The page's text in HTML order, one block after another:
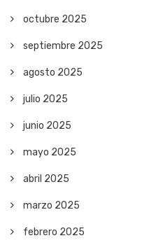
octubre 2025
septiembre 2025
agosto 2025
julio 2025
junio 2025
mayo 2025
abril 2025
marzo 2025
febrero 2025